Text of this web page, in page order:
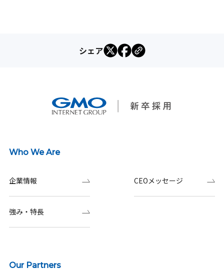
シェア
Who We Are
企業情報 CEOメッセージ
強み・特長
Our Partners